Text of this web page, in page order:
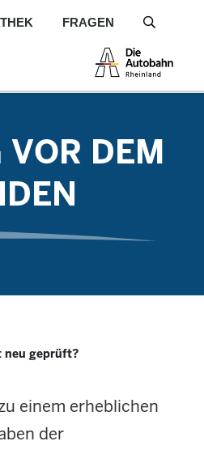
FRAGEN
DEM
neu geprüft?
einem erheblichen
der